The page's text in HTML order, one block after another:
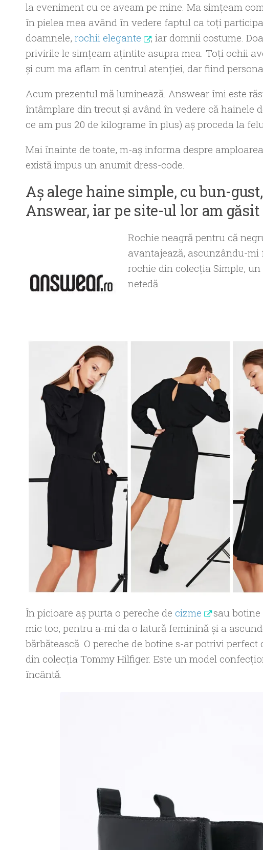
la eveniment cu ce aveam pe mine. Ma simțeam
în pielea mea având în vedere faptul ca toți
doamnele, rochii elegante
, iar domnii costume.
privirile le simțeam ațintite asupra mea. Toți ochii
și cum ma aflam în centrul atenției, dar fiind
Acum prezentul mă luminează. Answear îmi este
întâmplare din trecut şi având în vedere că hainele
ce am pus 20 de kilograme în plus) aş proceda la
Mai înainte de toate, m-aş informa despre
există impus un anumit dress-code.
Aş alege haine simple, cu bun-
Answear, iar pe site-ul lor am găsit
Rochie neagră pentru că
avantajează, ascunzându-mi
rochie din colecţia Simple,
netedă.
În picioare aş purta o pereche de cizme
sau botine
mic toc, pentru a-mi da o latură feminină şi a
bărbătească. O pereche de botine s-ar potrivi
din colecţia Tommy Hilfiger. Este un model
încântă.